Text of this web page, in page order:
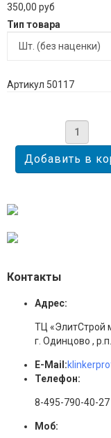
350,00 руб
Тип товара
Артикул 50117
Контакты
Адрес:
ТЦ «ЭлитСтрой
г. Одинцово ,
E-Mail:
Телефон:
8-495-790-40-27
Моб: